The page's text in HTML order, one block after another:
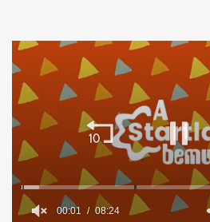
00:02 08:24